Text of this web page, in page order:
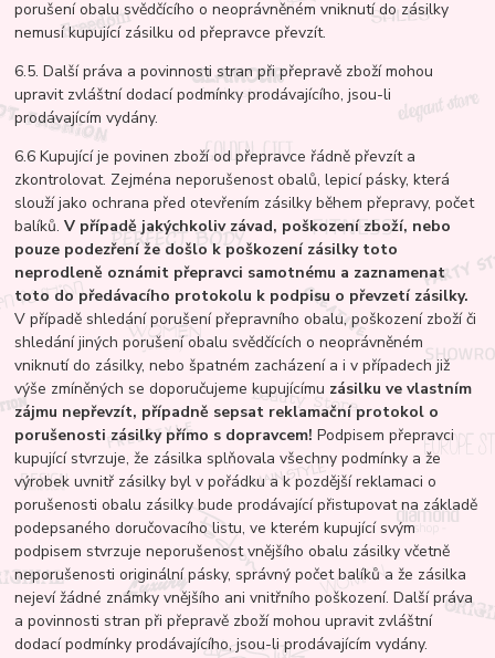
porušení obalu svědčícího o neoprávněném vniknutí do zásilky
nemusí kupující zásilku od přepravce převzít.
6.5. Další práva a povinnosti stran při přepravě zboží mohou
upravit zvláštní dodací podmínky prodávajícího, jsou-li
prodávajícím vydány.
6.6 Kupující je povinen zboží od přepravce řádně převzít a
zkontrolovat. Zejména neporušenost obalů, lepicí pásky, která
slouží jako ochrana před otevřením zásilky během přepravy, počet
balíků.V případě jakýchkoliv závad, poškození zboží, nebo
pouze podezření že došlo k poškození zásilky toto
neprodleně oznámit přepravci samotnému a zaznamenat
toto do předávacího protokolu k podpisu o převzetí zásilky.
V případě shledání porušení přepravního obalu, poškození zboží či
shledání jiných porušení obalu svědčících o neoprávněném
vniknutí do zásilky, nebo špatném zacházení a i v případech již
výše zmíněných se doporučujeme kupujícímu zásilku ve vlastním
zájmu nepřevzít, případně sepsat reklamační protokol o
porušenosti zásilky přímo s dopravcem!Podpisem přepravci
kupující stvrzuje, že zásilka splňovala všechny podmínky a že
výrobek uvnitř zásilky byl v pořádku a k pozdější reklamaci o
porušenosti obalu zásilky bude prodávající přistupovat na základě
podepsaného doručovacího listu, ve kterém kupující svým
podpisem stvrzuje neporušenost vnějšího obalu zásilky včetně
neporušenosti originální pásky, správný počet balíků a že zásilka
nejeví žádné známky vnějšího ani vnitřního poškození. Další práva
a povinnosti stran při přepravě zboží mohou upravit zvláštní
dodací podmínky prodávajícího, jsou-li prodávajícím vydány.